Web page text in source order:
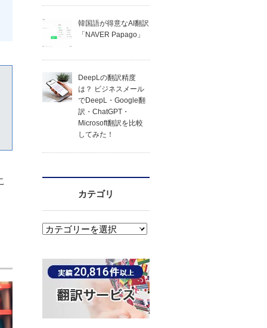
韓国語が得意なAI翻訳
「NAVER Papago」
DeepLの翻訳精度
は？ ビジネスメール
でDeepL・Google翻
訳・ChatGPT・
Microsoft翻訳を比較
してみた！
カテゴリ